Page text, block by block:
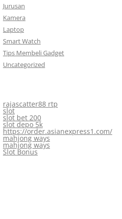
Jurusan
Kamera
Laptop
Smart Watch
Tips Membeli Gadget
Uncategorized
rajascatter88 rtp
slot
slot bet 200
slot depo 5k
https://order.asianexpress1.com/
mahjong ways
mahjong ways
Slot Bonus